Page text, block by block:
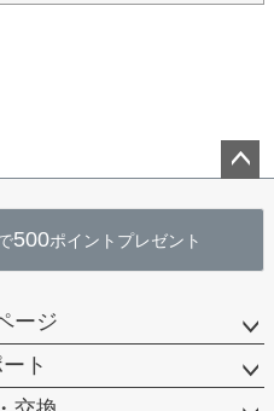
へ
500ポイントプレゼント
ージ
ト